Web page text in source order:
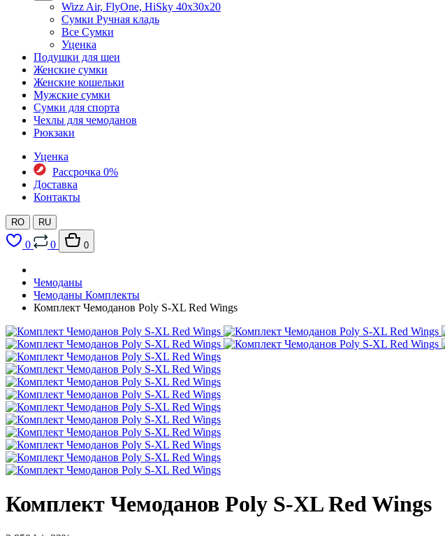
Wizz Air, FlyOne, HiSky 40x30x20
Сумки Ручная кладь
Все Сумки
Уценка
Подушки для шеи
Женские сумки
Женские кошельки
Мужские сумки
Сумки для спорта
Чехлы для чемоданов
Рюкзаки
Уценка
Рассрочка 0%
Доставка
Контакты
RO RU
0 0 0
Чемоданы
Чемоданы Комплекты
Комплект Чемоданов Poly S-XL Red Wings
Комплект Чемоданов Poly S-XL Red Wings